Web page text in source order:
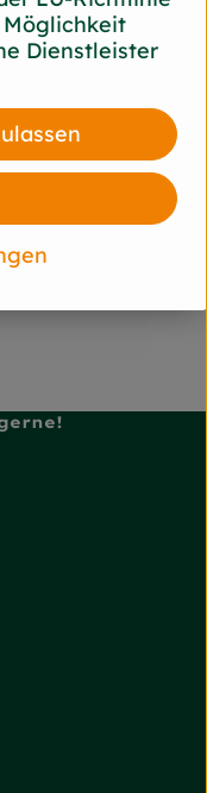
Jod,
Selen und
Möglichkeit
Dienstleister